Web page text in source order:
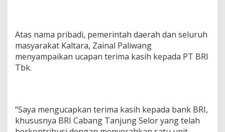
Atas nama pribadi, pemerintah daerah dan seluruh
masyarakat Kaltara, Zainal Paliwang
menyampaikan ucapan terima kasih kepada PT BRI
Tbk.
“Saya mengucapkan terima kasih kepada bank BRI,
khususnya BRI Cabang Tanjung Selor yang telah